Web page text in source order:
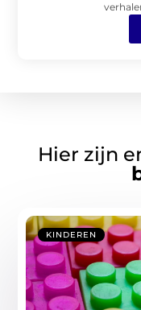
Hier zijn
KINDEREN